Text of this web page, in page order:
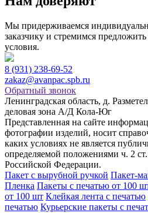
Мы придерживаемся
заказчику и стремимся
условия.
8 (931) 238-69-52
zakaz@avanpac.spb.ru
Обратный звонок
Ленинградская область, д.
деловая зона А/Д Кола-Юг
Представленная на сайте
фотографии изделий, носит
каких условиях не является
определяемой положениями ч. 2
Российской Федерации.
Пакет с вырубной ручкой Пакет-
Пленка Пакеты с печатью от 100
от 100 шт Клейкая лента с печатью
печатью Курьерские пакеты с